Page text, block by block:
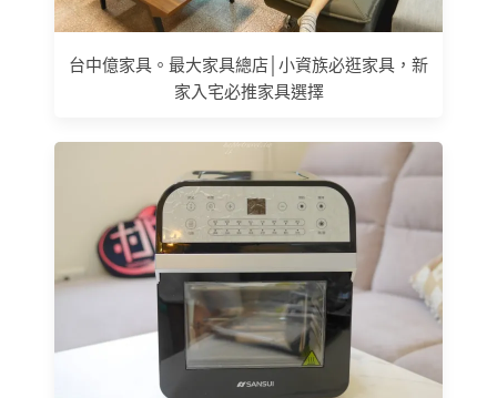
台中億家具。最大家具總店│小資族必逛家具，新
家入宅必推家具選擇